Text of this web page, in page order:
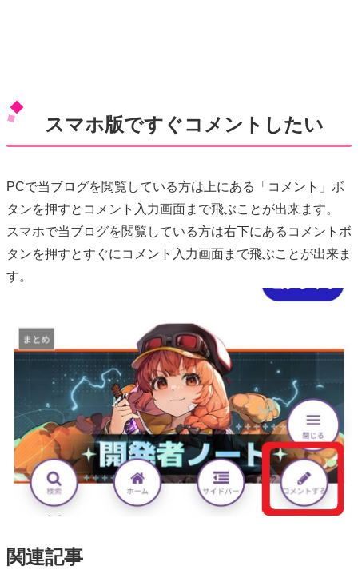
スマホ版ですぐコメントしたい
PCで当ブログを閲覧している方は上にある「コメント」ボ
タンを押すとコメント入力画面まで飛ぶことが出来ます。
スマホで当ブログを閲覧している方は右下にあるコメントボ
タンを押すとすぐにコメント入力画面まで飛ぶことが出来ま
す。
関連記事